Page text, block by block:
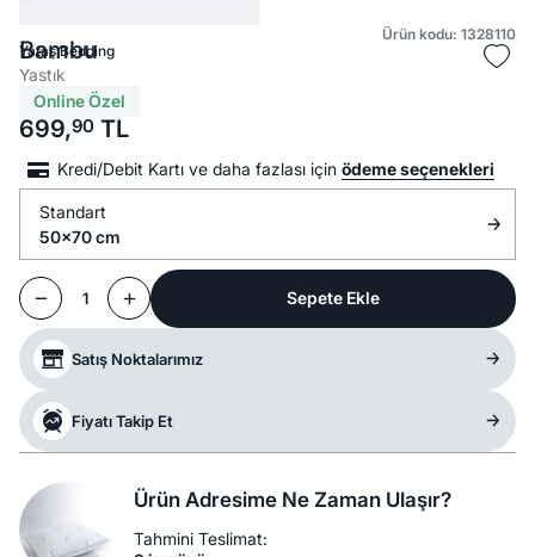
Ürün kodu: 1328110
Yataş Bedding
Bambu
Yastık
Online Özel
699,90 TL
Kredi/Debit Kartı ve daha fazlası için ödeme seçenekleri
Standart
50x70 cm
1 Sepete Ekle
Satış Noktalarımız
Fiyatı Takip Et
Ürün Adresime Ne Zaman Ulaşır?
Tahmini Teslimat: